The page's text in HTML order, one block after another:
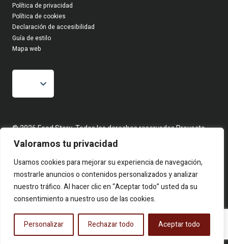
Valoramos tu privacidad
Usamos cookies para mejorar su experiencia de navegación,
mostrarle anuncios o contenidos personalizados y analizar
nuestro tráfico. Al hacer clic en “Aceptar todo” usted da su
consentimiento a nuestro uso de las cookies.
Personalizar Rechazar todo Aceptar todo
Política de privacidad
Política de cookies
Declaración de accesibilidad
Guía de estilo
Mapa web
© 2026 Food Story, Todos los derechos reservados.Proyecto
editorial independiente. Las firmas corresponden a identidades
creativas bajo seudónimo. Contenidos elaborados a partir de
hechos reales y fuentes públicas.